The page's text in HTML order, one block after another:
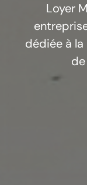
Loyer
dédiée à